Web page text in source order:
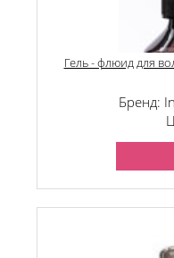
Гель - флюид для
Бренд: